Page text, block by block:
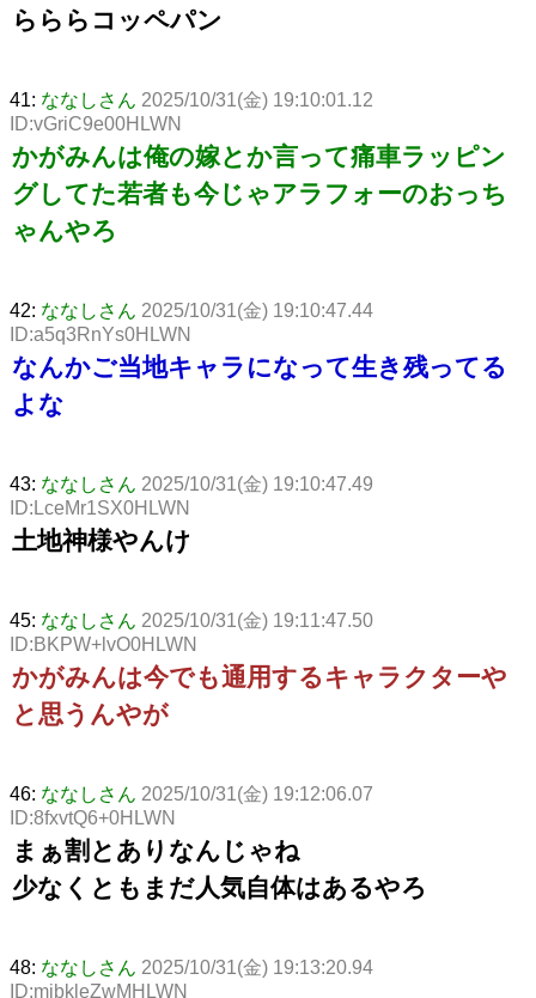
らららコッペパン
41: ななしさん 2025/10/31(金) 19:10:01.12
ID:vGriC9e00HLWN
かがみんは俺の嫁とか言って痛車ラッピン
グしてた若者も今じゃアラフォーのおっち
ゃんやろ
42: ななしさん 2025/10/31(金) 19:10:47.44
ID:a5q3RnYs0HLWN
なんかご当地キャラになって生き残ってる
よな
43: ななしさん 2025/10/31(金) 19:10:47.49
ID:LceMr1SX0HLWN
土地神様やんけ
45: ななしさん 2025/10/31(金) 19:11:47.50
ID:BKPW+lvO0HLWN
かがみんは今でも通用するキャラクターや
と思うんやが
46: ななしさん 2025/10/31(金) 19:12:06.07
ID:8fxvtQ6+0HLWN
まぁ割とありなんじゃね
少なくともまだ人気自体はあるやろ
48: ななしさん 2025/10/31(金) 19:13:20.94
ID:mibkleZwMHLWN